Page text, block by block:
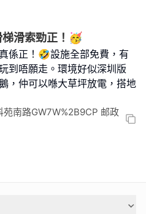
滑索勁正！🥳
係正！🤣設施全部免費，有
到唔願走。環境好似深圳版
，仲可以喺大草坪放電，搭地
南路GW7W%2B9CP 邮政